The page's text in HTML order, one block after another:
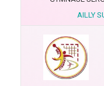
AILLY